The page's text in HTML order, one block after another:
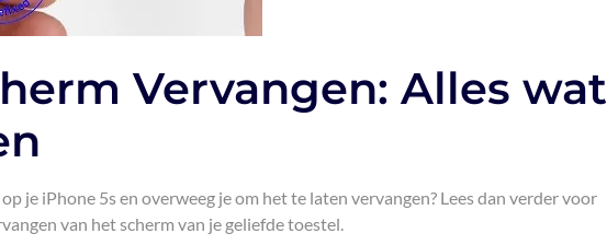
Vervangen: Alles wat
je iPhone 5s en overweeg je om het te laten vervangen? Lees dan verder voor
van het scherm van je geliefde toestel.